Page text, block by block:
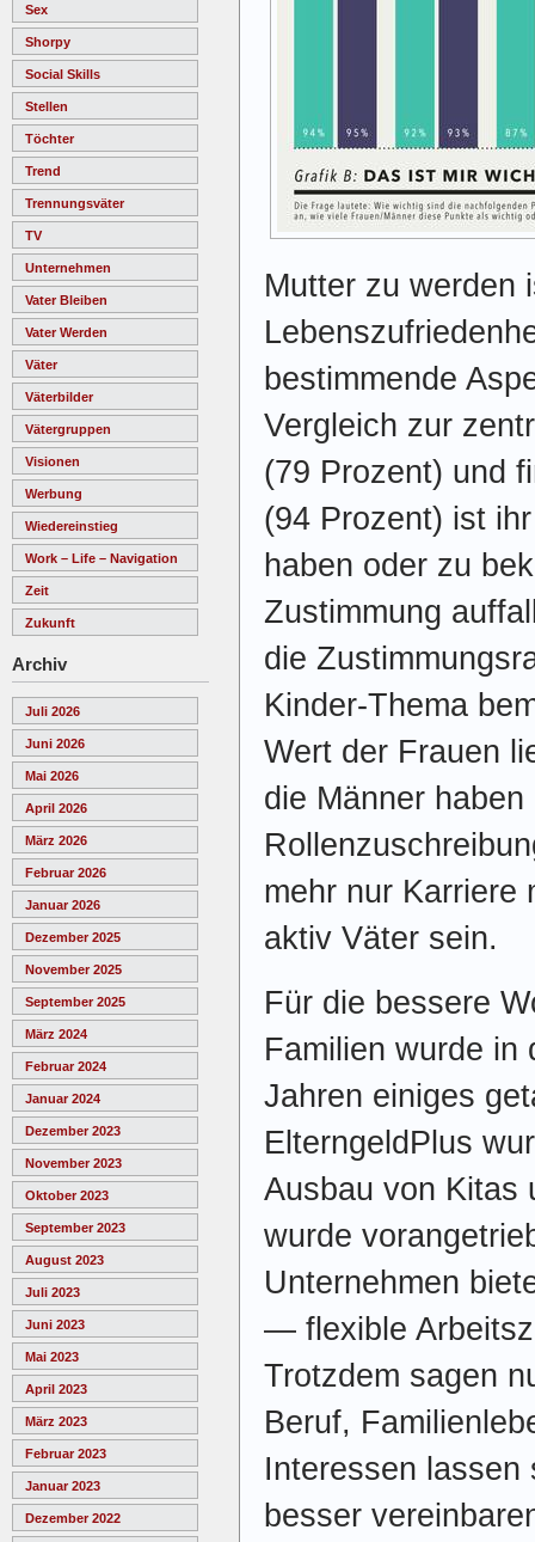
Sex
Shorpy
Social Skills
Stellen
Töchter
Trend
Trennungsväter
TV
Unternehmen
Vater Bleiben
Vater Werden
Väter
Väterbilder
Vätergruppen
Visionen
Werbung
Wiedereinstieg
Work – Life – Navigation
Zeit
Zukunft
Archiv
Juli 2026
Juni 2026
Mai 2026
April 2026
März 2026
Februar 2026
Januar 2026
Dezember 2025
November 2025
September 2025
März 2024
Februar 2024
Januar 2024
Dezember 2023
November 2023
Oktober 2023
September 2023
August 2023
Juli 2023
Juni 2023
Mai 2023
April 2023
März 2023
Februar 2023
Januar 2023
Dezember 2022
Mutter zu werden
bestimmende
Vergleich zur
(79 Prozent) und
(94 Prozent) ist
haben oder zu
Zustimmung
die
Kinder-Thema
Wert der Frauen
die Männer
mehr nur Karriere
aktiv Väter sein.
Für die bessere
Familien wurde in
Jahren einiges
ElterngeldPlus
Ausbau von Kitas
wurde
Unternehmen
— flexible
Trotzdem sagen
Beruf,
Interessen lassen
besser